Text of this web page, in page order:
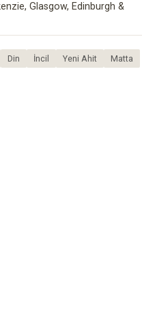
Glasgow, Edinburgh &
Din İncil Yeni Ahit
Matta